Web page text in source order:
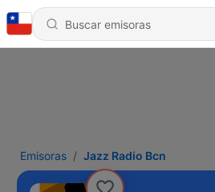
Emisoras Jazz Radio Bcn